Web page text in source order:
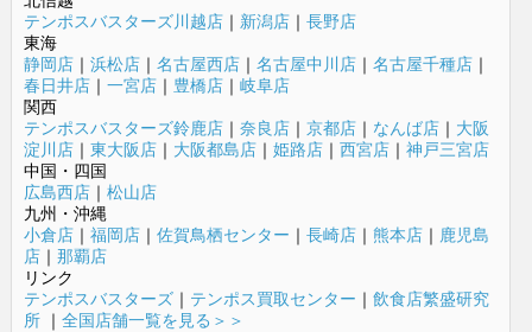
テンポスバスターズ川越店｜ 新潟店｜ 長野店
東海
静岡店｜ 浜松店｜ 名古屋西店｜ 名古屋中川店｜ 名古屋千種店｜
春日井店｜ 一宮店｜ 豊橋店｜ 岐阜店
関西
テンポスバスターズ鈴鹿店｜ 奈良店｜ 京都店｜ なんば店｜ 大阪
淀川店｜ 東大阪店｜ 大阪都島店｜ 姫路店｜ 西宮店｜ 神戸三宮店
中国・四国
広島西店｜ 松山店
九州・沖縄
小倉店｜ 福岡店｜ 佐賀鳥栖センター ｜ 長崎店｜ 熊本店｜ 鹿児島
店｜ 那覇店
リンク
テンポスバスターズ｜ テンポス買取センター ｜ 飲食店繁盛研究
所｜ 全国店舗一覧を見る＞＞